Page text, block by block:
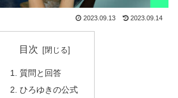
2023.09.13 2023.09.14
目次
質問と回答
ひろゆきの公式